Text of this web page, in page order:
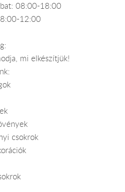
08:00-18:00
12:00
mi elkészítjük!
csokrok